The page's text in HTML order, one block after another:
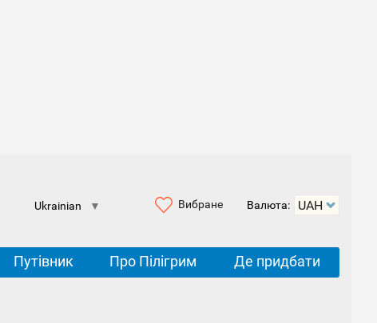
Ukrainian ▼ Вибране Валюта:
Путівник Про Пілігрим Де придбати